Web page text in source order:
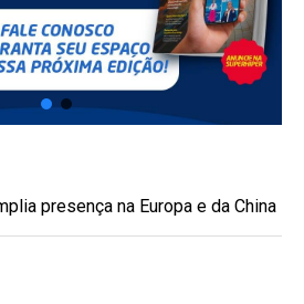
presença na Europa e da China